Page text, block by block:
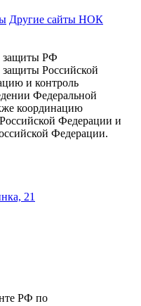
Другие сайты НОК
защиты РФ
Российской
и контроль
Федеральной
координацию
Федерации и
Федерации.
21
РФ по